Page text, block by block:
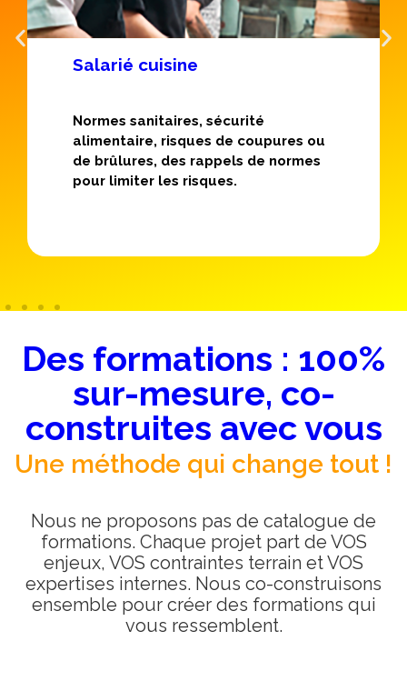
Salarié cuisine
Normes sanitaires, sécurité
alimentaire, risques de coupures ou
de brûlures, des rappels de normes
pour limiter les risques.
Des formations : 100%
sur-mesure, co-
construites avec vous
Une méthode qui change tout !
Nous ne proposons pas de catalogue de
formations. Chaque projet part de VOS
enjeux, VOS contraintes terrain et VOS
expertises internes. Nous co-construisons
ensemble pour créer des formations qui
vous ressemblent.